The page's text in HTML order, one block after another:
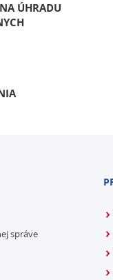
ÚHRADU
správe